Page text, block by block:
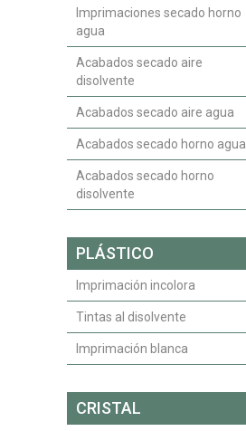
Imprimaciones secado horno
agua
Acabados secado aire
disolvente
Acabados secado aire agua
Acabados secado horno agua
Acabados secado horno
disolvente
PLÁSTICO
Imprimación incolora
Tintas al disolvente
Imprimación blanca
CRISTAL